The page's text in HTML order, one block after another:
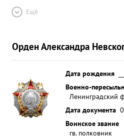
Ещё
Орден Александра
Дата рождения
Военно-
Ленинградский
Дата документа
Воинское звание
гв. полковник